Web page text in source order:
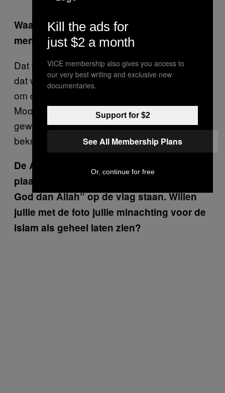
Waarom niet alleen poep, maar ook
menstruatiebloed?
Dat was Aliaa’s idee. Voor ons ging het erom
dat we wilden laten zien dat we niet bang zijn
om de Islamitische Staat te beledigen.
Moordenaars moeten beledigd worden;
gewelddadige ideologieën moeten
bekritiseerd worden.
De Arabische media wilden de foto niet
plaatsen omdat de woorden “er is geen
God dan Allah” op de vlag staan. Willen
jullie met de foto jullie minachting voor de
islam als geheel laten zien?
Kill the ads for
just $2 a month
VICE membership also gives you access to
our very best writing and exclusive new
documentaries.
Support for $2
See All Membership Plans
Or, continue for free